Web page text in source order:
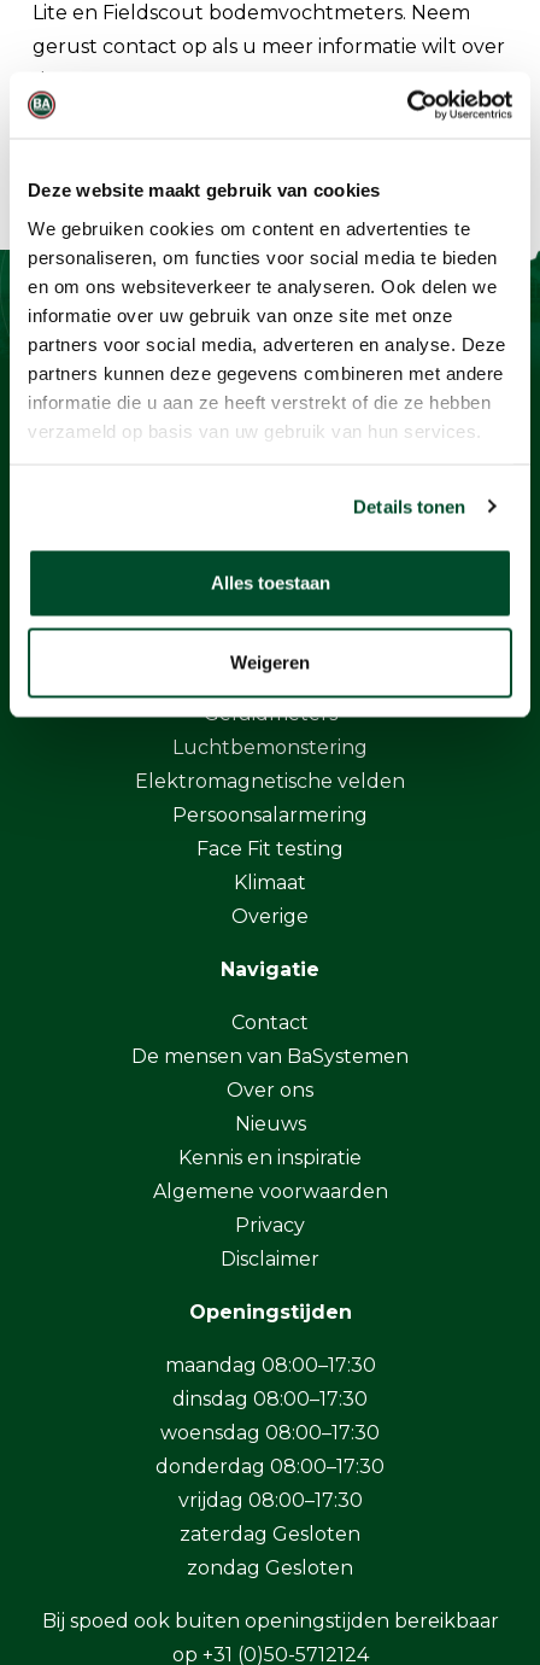
Deze website maakt gebruik van cookies
We gebruiken cookies om content en advertenties te
personaliseren, om functies voor social media te bieden
en om ons websiteverkeer te analyseren. Ook delen we
informatie over uw gebruik van onze site met onze
partners voor social media, adverteren en analyse. Deze
partners kunnen deze gegevens combineren met andere
informatie die u aan ze heeft verstrekt of die ze hebben
verzameld op basis van uw gebruik van hun services.
Details tonen
Alles toestaan
Weigeren
Lite en Fieldscout bodemvochtmeters. Neem
gerust contact op als u meer informatie wilt over
deze apparatuur.
Contact
BaSystemen BV
Protonstraat 13G
Producten
Stofmeters
Geluidmeters
Luchtbemonstering
Elektromagnetische velden
Persoonsalarmering
Face Fit testing
Klimaat
Overige
Navigatie
Contact
De mensen van BaSystemen
Over ons
Nieuws
Kennis en inspiratie
Algemene voorwaarden
Privacy
Disclaimer
Openingstijden
maandag 08:00–17:30
dinsdag 08:00–17:30
woensdag 08:00–17:30
donderdag 08:00–17:30
vrijdag 08:00–17:30
zaterdag Gesloten
zondag Gesloten
Bij spoed ook buiten openingstijden bereikbaar
op +31 (0)50-5712124